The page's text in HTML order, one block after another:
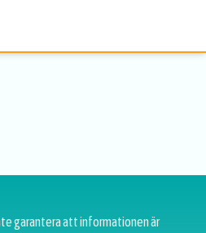
garantera att informationen är